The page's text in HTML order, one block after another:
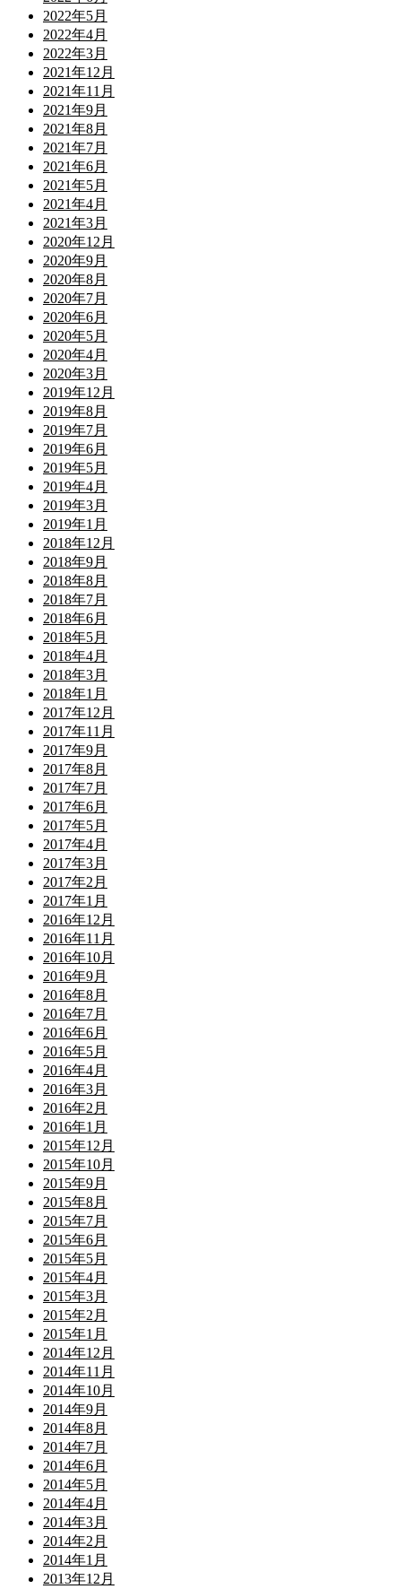
2022年5月
2022年4月
2022年3月
2021年12月
2021年11月
2021年9月
2021年8月
2021年7月
2021年6月
2021年5月
2021年4月
2021年3月
2020年12月
2020年9月
2020年8月
2020年7月
2020年6月
2020年5月
2020年4月
2020年3月
2019年12月
2019年8月
2019年7月
2019年6月
2019年5月
2019年4月
2019年3月
2019年1月
2018年12月
2018年9月
2018年8月
2018年7月
2018年6月
2018年5月
2018年4月
2018年3月
2018年1月
2017年12月
2017年11月
2017年9月
2017年8月
2017年7月
2017年6月
2017年5月
2017年4月
2017年3月
2017年2月
2017年1月
2016年12月
2016年11月
2016年10月
2016年9月
2016年8月
2016年7月
2016年6月
2016年5月
2016年4月
2016年3月
2016年2月
2016年1月
2015年12月
2015年10月
2015年9月
2015年8月
2015年7月
2015年6月
2015年5月
2015年4月
2015年3月
2015年2月
2015年1月
2014年12月
2014年11月
2014年10月
2014年9月
2014年8月
2014年7月
2014年6月
2014年5月
2014年4月
2014年3月
2014年2月
2014年1月
2013年12月